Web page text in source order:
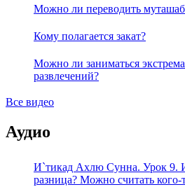
Можно ли переводить
Кому полагается закат?
Можно ли заниматься
развлечений?
Все видео
Аудио
И`тикад Ахлю Сунна. Урок 9.
разница? Можно считать кого-